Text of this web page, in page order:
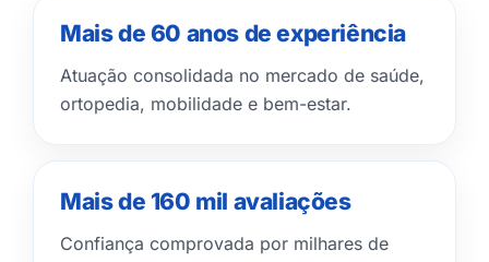
Mais de 60 anos de experiência
Atuação consolidada no mercado de saúde,
ortopedia, mobilidade e bem-estar.
Mais de 160 mil avaliações
Confiança comprovada por milhares de